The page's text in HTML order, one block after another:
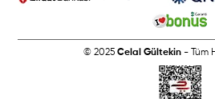
© 2025Celal Gültekin- Tüm